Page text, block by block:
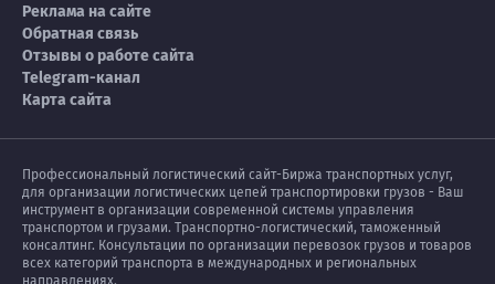
Реклама на сайте
Обратная связь
Отзывы о работе сайта
Telegram-канал
Карта сайта
Профессиональный логистический сайт-Биржа транспортных услуг,
для организации логистических цепей транспортировки грузов - Ваш
инструмент в организации современной системы управления
транспортом и грузами. Транспортно-логистический, таможенный
консалтинг. Консультации по организации перевозок грузов и товаров
всех категорий транспорта в международных и региональных
направлениях.